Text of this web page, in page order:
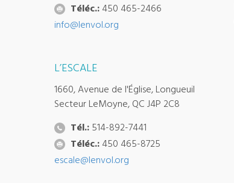
Téléc.: 450 465-2466
info@lenvol.org
L’ESCALE
1660, Avenue de l'Église, Longueuil
Secteur LeMoyne, QC J4P 2C8
Tél.: 514-892-7441
Téléc.: 450 465-8725
escale@lenvol.org